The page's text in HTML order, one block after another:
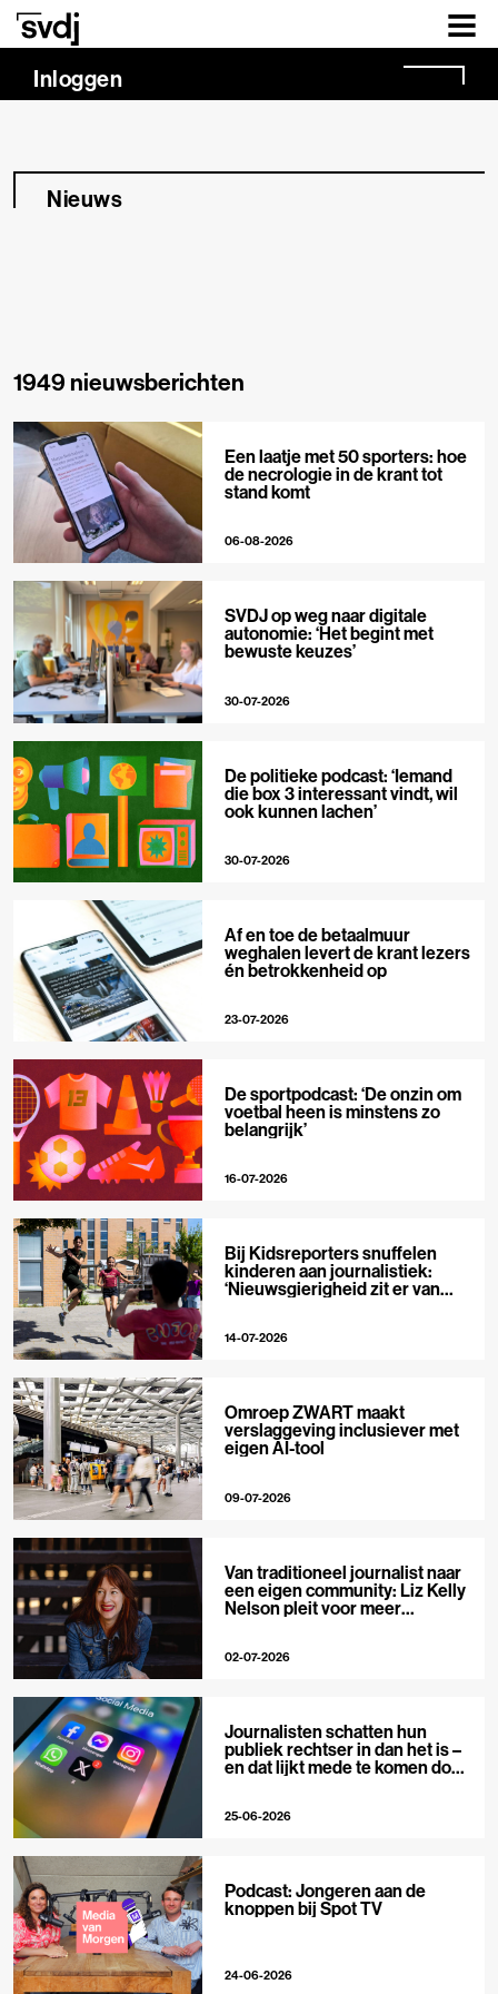
Naar hoofdinhoud
Inloggen
Nieuws
1949 nieuwsberichten
Een laatje met 50 sporters: hoe
de necrologie in de krant tot
stand komt
06-08-2026
SVDJ op weg naar digitale
autonomie: ‘Het begint met
bewuste keuzes’
30-07-2026
De politieke podcast: ‘Iemand
die box 3 interessant vindt, wil
ook kunnen lachen’
30-07-2026
Af en toe de betaalmuur
weghalen levert de krant lezers
én betrokkenheid op
23-07-2026
De sportpodcast: ‘De onzin om
voetbal heen is minstens zo
belangrijk’
16-07-2026
Bij Kidsreporters snuffelen
kinderen aan journalistiek:
‘Nieuwsgierigheid zit er van
14-07-2026
Omroep ZWART maakt
verslaggeving inclusiever met
eigen AI-tool
09-07-2026
Van traditioneel journalist naar
een eigen community: Liz Kelly
Nelson pleit voor meer
02-07-2026
Journalisten schatten hun
publiek rechtser in dan het is –
en dat lijkt mede te komen door
25-06-2026
Podcast: Jongeren aan de
knoppen bij Spot TV
24-06-2026